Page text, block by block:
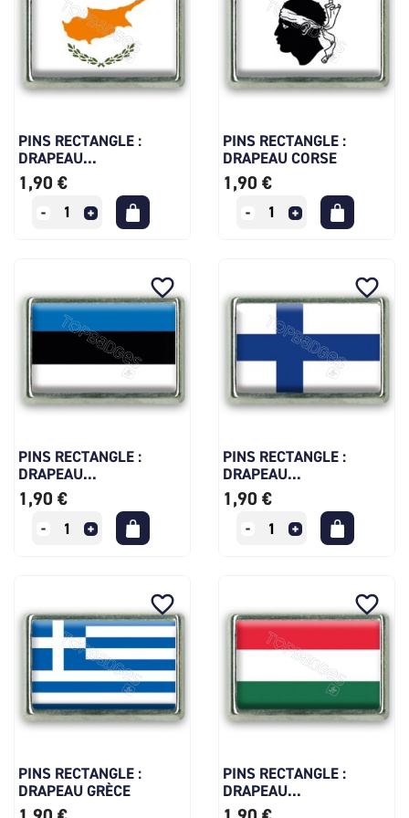
PINS RECTANGLE :
DRAPEAU...
1,90 €
PINS RECTANGLE :
DRAPEAU CORSE
1,90 €
PINS RECTANGLE :
DRAPEAU...
1,90 €
favorite_border
PINS RECTANGLE :
DRAPEAU...
1,90 €
favorite_border
PINS RECTANGLE :
DRAPEAU GRÈCE
favorite_border
PINS RECTANGLE :
DRAPEAU...
favorite_border